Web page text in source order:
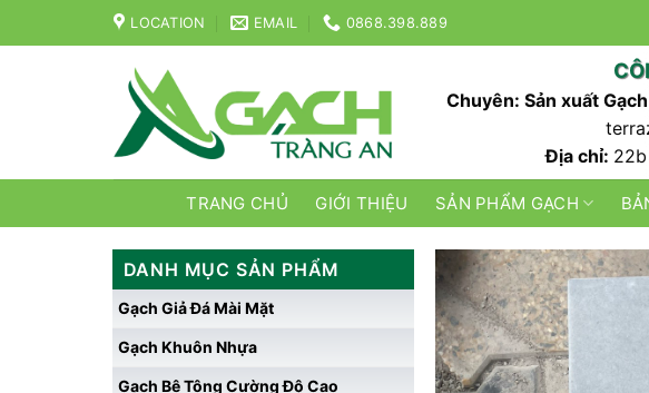
to
LOCATION EMAIL 0868.398.889
Chuyên: Sản xuất
Địa chỉ:
TRANG CHỦ GIỚI THIỆU SẢN PHẨM GẠCH
DANH MỤC SẢN PHẨM
Gạch Giả Đá Mài Mặt
Gạch Khuôn Nhựa
Gạch Bê Tông Cường Độ Cao